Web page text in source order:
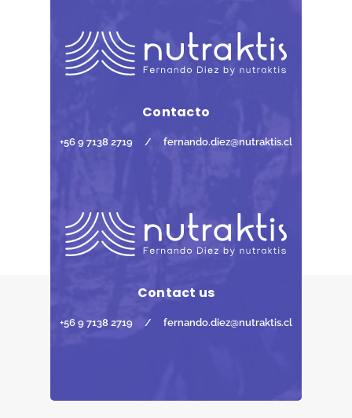
Contacto
+56 9 7138 2719 / fernando.diez@nutraktis.cl
Contact us
+56 9 7138 2719 / fernando.diez@nutraktis.cl